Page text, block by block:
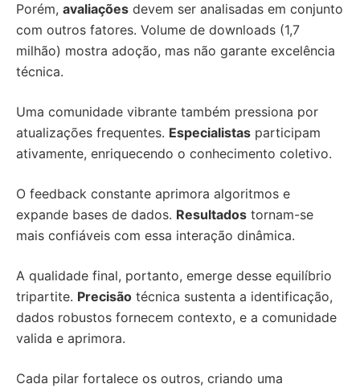
Porém, avaliações devem ser analisadas em conjunto
com outros fatores. Volume de downloads (1,7
milhão) mostra adoção, mas não garante excelência
técnica.
Uma comunidade vibrante também pressiona por
atualizações frequentes. Especialistas participam
ativamente, enriquecendo o conhecimento coletivo.
O feedback constante aprimora algoritmos e
expande bases de dados. Resultados tornam-se
mais confiáveis com essa interação dinâmica.
A qualidade final, portanto, emerge desse equilíbrio
tripartite. Precisão técnica sustenta a identificação,
dados robustos fornecem contexto, e a comunidade
valida e aprimora.
Cada pilar fortalece os outros, criando uma